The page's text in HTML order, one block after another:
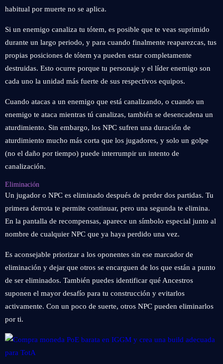
habitual por muerte no se aplica.
Si un enemigo canaliza tu tótem, es posible que te veas suprimido
durante un largo periodo, y para cuando finalmente reaparezcas, tus
propias posiciones de tótem ya pueden estar completamente
destruidas. Esto ocurre porque tu personaje y el líder enemigo son
cada uno la unidad más fuerte de sus respectivos equipos.
Cuando atacas a un enemigo que está canalizando, o cuando un
enemigo te ataca mientras tú canalizas, también se desencadena un
aturdimiento. Sin embargo, los NPC sufren una duración de
aturdimiento mucho más corta que los jugadores, y solo un golpe
(no el daño por tiempo) puede interrumpir un intento de
canalización.
Eliminación
Un jugador o NPC es eliminado después de perder dos partidas. Tu
primera derrota te permite continuar, pero una segunda te elimina.
En la pantalla de recompensas, aparece un símbolo especial junto al
nombre de cualquier NPC que ya haya perdido una vez.
Es aconsejable priorizar a los oponentes sin ese marcador de
eliminación y dejar que otros se encarguen de los que están a punto
de ser eliminados. También puedes identificar qué Ancestros
suponen el mayor desafío para tu construcción y evitarlos
activamente. Con un poco de suerte, otros NPC pueden eliminarlos
por ti.